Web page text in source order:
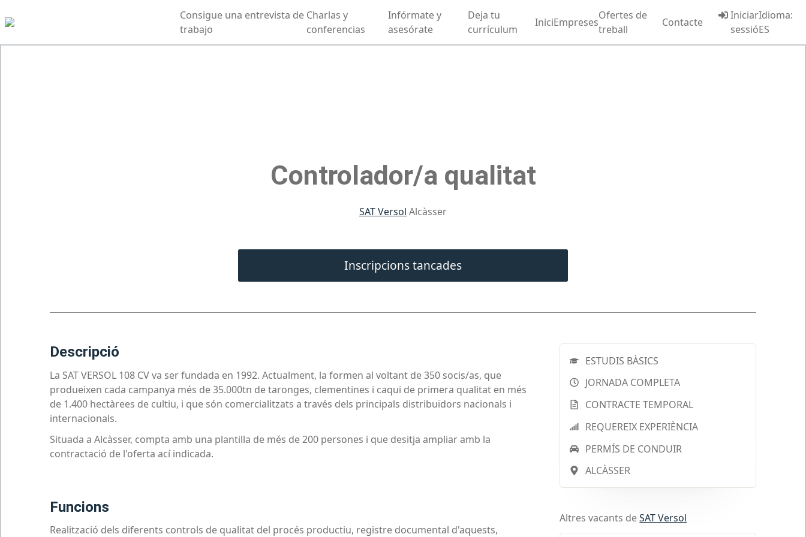
Consigue una entrevista de
trabajo
Charlas y
conferencias
Infórmate y
asesórate
Deja tu
currículum
IniciEmpreses
Ofertes de
treball
Contacte
Iniciar
sessió
Idioma:
ES
Controlador/a qualitat
SAT Versol Alcàsser
Inscripcions tancades
descripció
La SAT VERSOL 108 CV va ser fundada en 1992. Actualment, la formen al voltant de 350 socis/as, que
produeixen cada campanya més de 35.000tn de taronges, clementines i caqui de primera qualitat en més
de 1.400 hectàrees de cultiu, i que són comercialitzats a través dels principals distribuïdors nacionals i
internacionals.
Situada a Alcàsser, compta amb una plantilla de més de 200 persones i que desitja ampliar amb la
contractació de l'oferta ací indicada.
funcions
Realització dels diferents controls de qualitat del procés productiu, registre documental d'aquests,
ESTUDIS BÀSICS
JORNADA COMPLETA
CONTRACTE TEMPORAL
REQUEREIX EXPERIÈNCIA
PERMÍS DE CONDUIR
ALCÀSSER
Altres vacants deSAT Versol